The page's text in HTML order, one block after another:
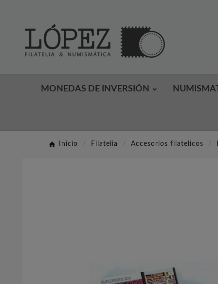
MONEDAS DE INVERSIÓN
Inicio Filatelia Accesorios filatelicos